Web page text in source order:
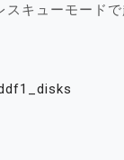
スキューモード